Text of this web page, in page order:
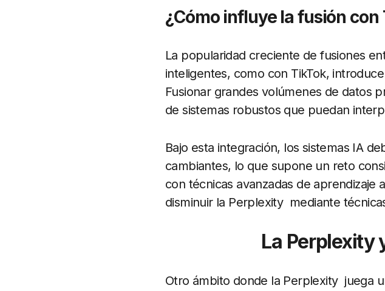
¿Cómo influye la fusión
La popularidad creciente de fusiones
inteligentes, como con TikTok,
Fusionar grandes volúmenes de datos
de sistemas robustos que puedan
Bajo esta integración, los sistemas IA
cambiantes, lo que supone un reto
con técnicas avanzadas de
disminuir la Perplexity mediante
La Perplexity
Otro ámbito donde la Perplexity juega